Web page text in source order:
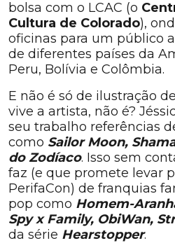
bolsa com o LCAC (o
Cultura de Colorado),
oficinas para um público
de diferentes países da
Peru, Bolívia e Colômbia.
E não é só de ilustração
vive a artista, não é?
seu trabalho referências
como Sailor Moon,
do Zodíaco. Isso sem
faz (e que promete levar
PerifaCon) de franquias
pop como Homem-
Spy x Family, ObiWan,
da série Hearstopper.